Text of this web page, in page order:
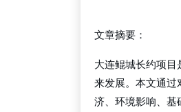
文章摘要：
大连鲲城长约项
来发展。本文通
济、环境影响、基